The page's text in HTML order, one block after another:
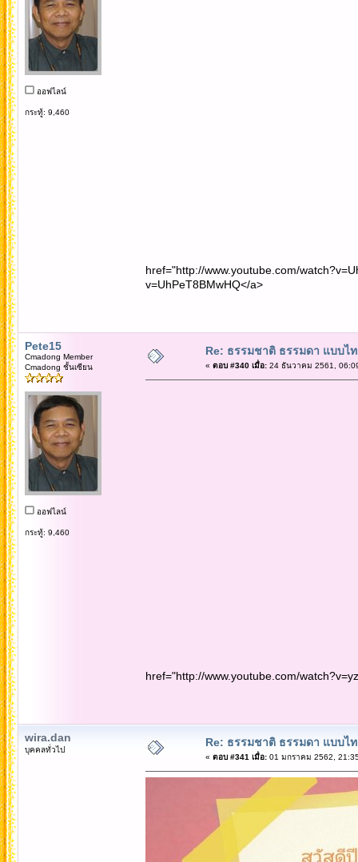
ออฟไลน์
กระทู้: 9,460
href="http://www.youtube.com/
v=UhPeT8BMwHQ</a>
Pete15
Cmadong Member
Cmadong ชั้นเซียน
ออฟไลน์
กระทู้: 9,460
Re: ธรรมชาติ ธรรมดา แบบไ
« ตอบ #340 เมื่อ:24 ธันวาคม 2561,
href="http://www.youtube.com/
wira.dan
บุคคลทั่วไป
Re: ธรรมชาติ ธรรมดา แบบไ
« ตอบ #341 เมื่อ:01 มกราคม 2562,